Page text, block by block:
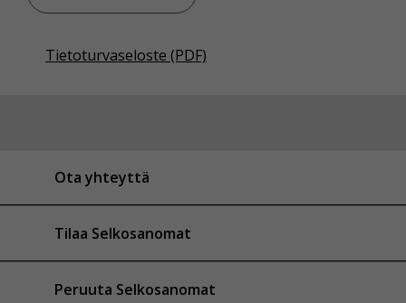
Tietoturvaseloste (PDF)
Ota yhteyttä
Tilaa Selkosanomat
Peruuta Selkosanomat